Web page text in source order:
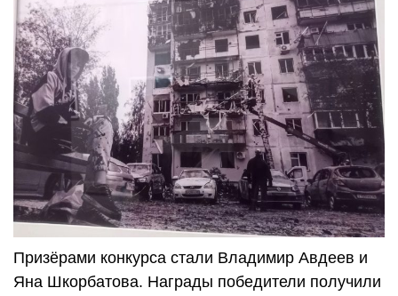
Призёрами конкурса стали Владимир Авдеев и
Яна Шкорбатова. Награды победители получили